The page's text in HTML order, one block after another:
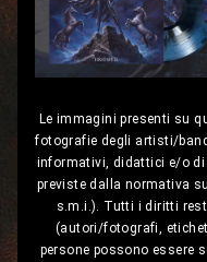
Le immagini presenti su
fotografie degli artisti/
informativi, didattici e/o di
previste dalla normativa
s.m.i.). Tutti i diritti
(autori/fotografi,
persone possono essere